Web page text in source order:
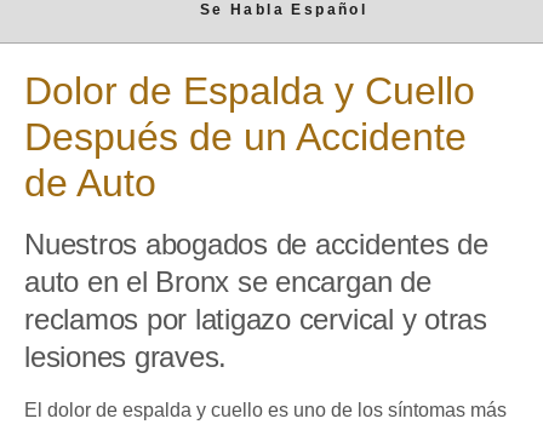
Se Habla Español
Dolor de Espalda y Cuello
Después de un Accidente
de Auto
Nuestros abogados de accidentes de
auto en el Bronx se encargan de
reclamos por latigazo cervical y otras
lesiones graves.
El dolor de espalda y cuello es uno de los síntomas más